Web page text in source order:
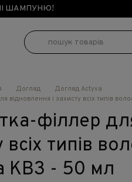
ШАМПУНЮ!
Догляд
Догляд Actyva
відновлення і захисту всіх типів
філлер
всіх типів
KB3 - 50 мл